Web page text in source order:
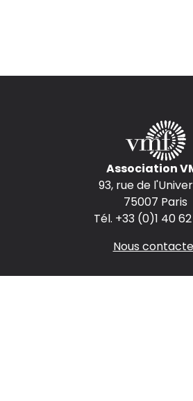
Association
93, rue de
75007 Paris
Tél. +33 (0)1 40 62
Nous